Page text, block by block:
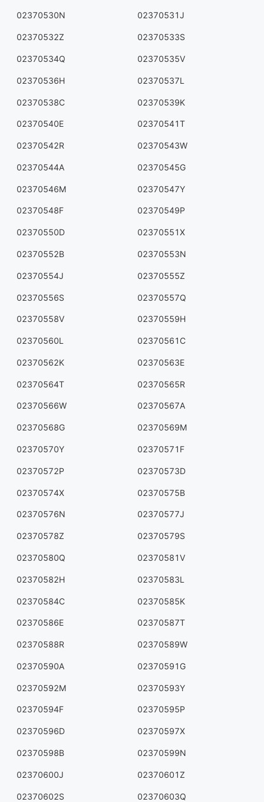
02370530N 02370531J
02370532Z 02370533S
02370534Q 02370535V
02370536H 02370537L
02370538C 02370539K
02370540E 02370541T
02370542R 02370543W
02370544A 02370545G
02370546M 02370547Y
02370548F 02370549P
02370550D 02370551X
02370552B 02370553N
02370554J 02370555Z
02370556S 02370557Q
02370558V 02370559H
02370560L 02370561C
02370562K 02370563E
02370564T 02370565R
02370566W 02370567A
02370568G 02370569M
02370570Y 02370571F
02370572P 02370573D
02370574X 02370575B
02370576N 02370577J
02370578Z 02370579S
02370580Q 02370581V
02370582H 02370583L
02370584C 02370585K
02370586E 02370587T
02370588R 02370589W
02370590A 02370591G
02370592M 02370593Y
02370594F 02370595P
02370596D 02370597X
02370598B 02370599N
02370600J 02370601Z
02370602S 02370603Q